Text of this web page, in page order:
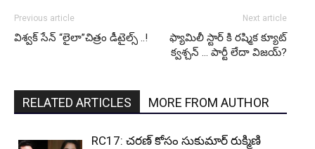
Previous article
విశ్వక్ సేన్ “లైలా”చిత్రం డీటైల్స్ ..!
Next article
ఫ్యామిలీ స్టార్ కి రష్మిక క్యూట్
క్వశ్చన్ … పార్టీ లేదా విజయ్?
RELATED ARTICLES MORE FROM AUTHOR
RC17: చరణ్ కోసం సుకుమార్ రుక్మిణి